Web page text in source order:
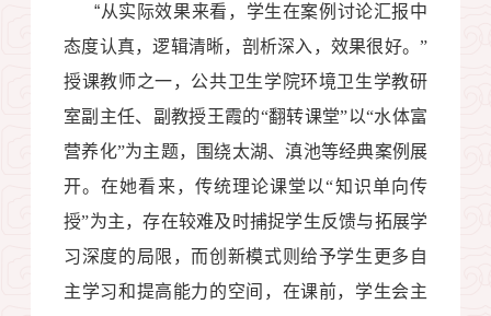
“从实际效果来看，学生在案例讨论汇报中
态度认真，逻辑清晰，剖析深入，效果很好。”
授课教师之一，公共卫生学院环境卫生学教研
室副主任、副教授王霞的“翻转课堂”以“水体富
营养化”为主题，围绕太湖、滇池等经典案例展
开。在她看来，传统理论课堂以“知识单向传
授”为主，存在较难及时捕捉学生反馈与拓展学
习深度的局限，而创新模式则给予学生更多自
主学习和提高能力的空间，在课前，学生会主